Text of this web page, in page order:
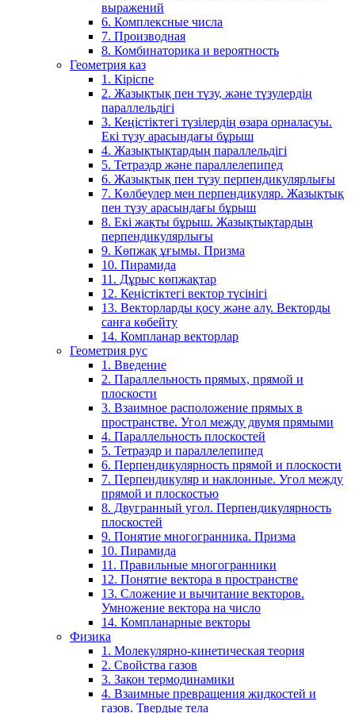
выражений
6. Комплексные числа
7. Производная
8. Комбинаторика и вероятность
Геометрия каз
1. Кіріспе
2. Жазықтық пен түзу, және түзулердің
параллельдігі
3. Кеңістіктегі түзілердің өзара орналасуы.
Екі түзу арасындағы бұрыш
4. Жазықтықтардың параллельдігі
5. Тетраэдр және параллелепипед
6. Жазықтық пен түзу перпендикулярлығы
7. Көлбеулер мен перпендикуляр. Жазықтық
пен түзу арасындағы бұрыш
8. Екі жақты бұрыш. Жазықтықтардың
перпендикулярлығы
9. Көпжақ ұғымы. Призма
10. Пирамида
11. Дұрыс көпжақтар
12. Кеңістіктегі вектор түсінігі
13. Векторларды қосу және алу. Векторды
санға көбейту
14. Компланар векторлар
Геометрия рус
1. Введение
2. Параллельность прямых, прямой и
плоскости
3. Взаимное расположение прямых в
пространстве. Угол между двумя прямыми
4. Параллельность плоскостей
5. Тетраэдр и параллелепипед
6. Перпендикулярность прямой и плоскости
7. Перпендикуляр и наклонные. Угол между
прямой и плоскостью
8. Двугранный угол. Перпендикулярность
плоскостей
9. Понятие многогранника. Призма
10. Пирамида
11. Правильные многогранники
12. Понятие вектора в пространстве
13. Сложение и вычитание векторов.
Умножение вектора на число
14. Компланарные векторы
Физика
1. Молекулярно-кинетическая теория
2. Свойства газов
3. Закон термодинамики
4. Взаимные превращения жидкостей и
газов. Твердые тела